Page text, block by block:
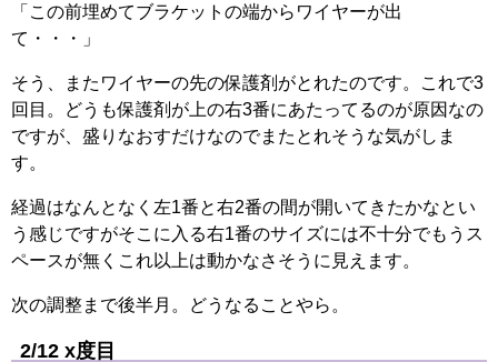
「この前埋めてブラケットの端からワイヤーが出
て・・・」
そう、またワイヤーの先の保護剤がとれたのです。これで3
回目。どうも保護剤が上の右3番にあたってるのが原因なの
ですが、盛りなおすだけなのでまたとれそうな気がしま
す。
経過はなんとなく左1番と右2番の間が開いてきたかなとい
う感じですがそこに入る右1番のサイズには不十分でもうス
ペースが無くこれ以上は動かなさそうに見えます。
次の調整まで後半月。どうなることやら。
2/12 x度目